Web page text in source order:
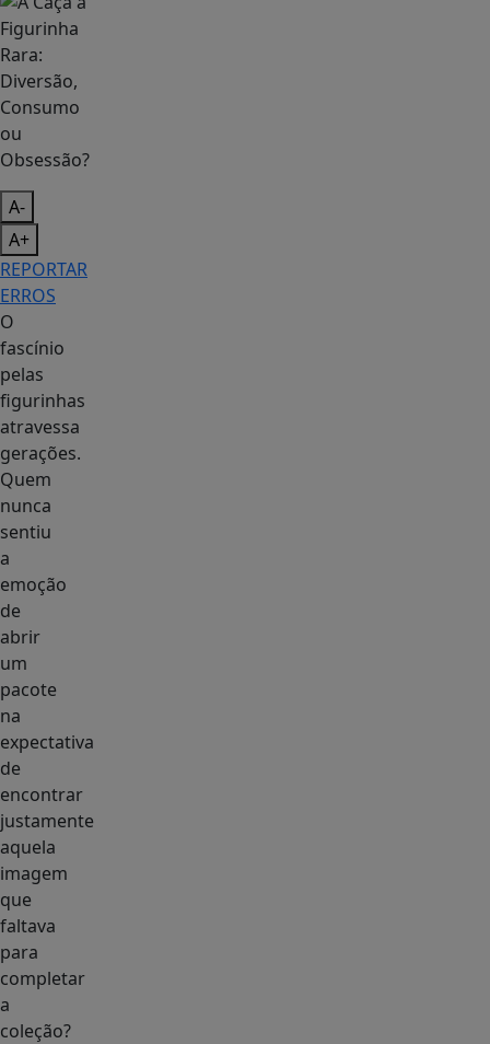
A-
A+
REPORTAR
ERROS
O
fascínio
pelas
figurinhas
atravessa
gerações.
Quem
nunca
sentiu
a
emoção
de
abrir
um
pacote
na
expectativa
de
encontrar
justamente
aquela
imagem
que
faltava
para
completar
a
coleção?